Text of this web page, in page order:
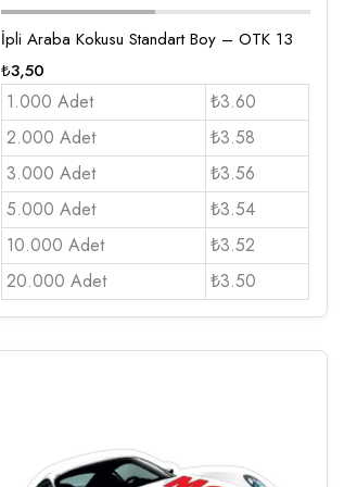
İpli Araba Kokusu Standart Boy – OTK 13
₺3,50
1.000 Adet
₺3.60
2.000 Adet
₺3.58
3.000 Adet
₺3.56
5.000 Adet
₺3.54
10.000 Adet
₺3.52
20.000 Adet
₺3.50